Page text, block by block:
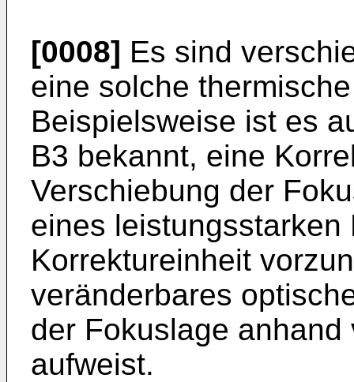
[0008] Es sind
eine solche
Beispielsweise ist es
B3 bekannt, eine
Verschiebung der
eines
Korrektureinheit
veränderbares
der Fokuslage
aufweist.